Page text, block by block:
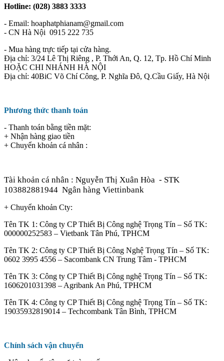
Hotline: (028) 3883 3333
- Email: hoaphatphianam@gmail.com
- CN Hà Nội 0915 222 735
- Mua hàng trực tiếp tại cửa hàng.
Địa chỉ: 3/24 Lê Thị Riêng , P. Thới An, Q. 12, Tp. Hồ Chí Minh
HOẶC CHI NHÁNH HÀ NỘI
Địa chỉ: 40BiC Võ Chí Công, P. Nghĩa Đô, Q.Cầu Giấy, Hà Nội
Phương thức thanh toán
- Thanh toán bằng tiền mặt:
+ Nhận hàng giao tiền
+ Chuyển khoản cá nhân :
Tài khoản cá nhân : Nguyễn Thị Xuân Hòa - STK
103882881944 Ngân hàng Viettinbank
+ Chuyển khoản Cty:
Tên TK 1: Công ty CP Thiết Bị Công nghệ Trọng Tín – Số TK:
000000252583 – Vietbank Tân Phú, TPHCM
Tên TK 2: Công ty CP Thiết Bị Công Nghệ Trọng Tín – Số TK:
0602 3995 4556 – Sacombank CN Trung Tâm - TPHCM
Tên TK 3: Công ty CP Thiết Bị Công nghệ Trọng Tín – Số TK:
1606201031398 – Agribank An Phú, TPHCM
Tên TK 4: Công ty CP Thiết Bị Công nghệ Trọng Tín – Số TK:
19035932819014 – Techcombank Tân Bình, TPHCM
Chính sách vận chuyển